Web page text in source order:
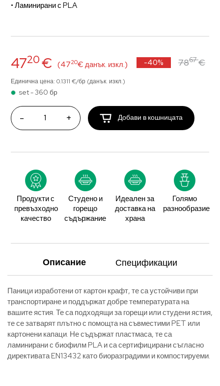
• Ламинирани с PLA
4720€ (4720€ данък. изкл.) -40% 7867€
Единична цена: 0.1311 €/бр (данък. изкл.)
set - 360 бр
- + Добави в кошницата
Продукти с
превъзходно
качество
Студено и
горещо
съдържание
Идеален за
доставка на
храна
Голямо
разнообразие
Описание Спецификации
Паници изработени от картон крафт, те са устойчиви при
транспортиране и поддържат добре температурата на
вашите ястия. Те са подходящи за горещи или студени ястия,
те се затварят плътно с помощта на съвместими PET или
картонени капаци. Не съдържат пластмаса, те са
ламинирани с биофилм PLA и са сертифицирани съгласно
директивата EN13432 като биоразградими и компостируеми.